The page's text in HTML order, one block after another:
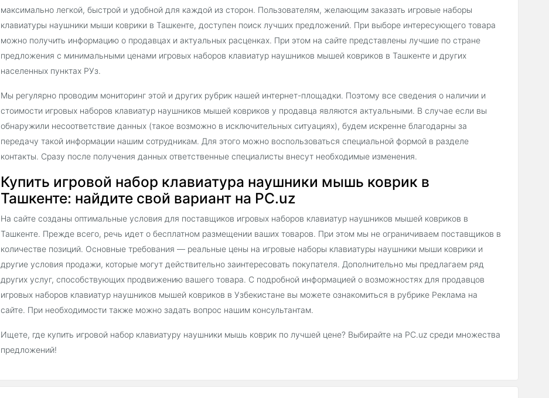
максимально легкой, быстрой и удобной для каждой из сторон. Пользователям, желающим заказать игровые наборы
клавиатуры наушники мыши коврики в Ташкенте, доступен поиск лучших предложений. При выборе интересующего товара
можно получить информацию о продавцах и актуальных расценках. При этом на сайте представлены лучшие по стране
предложения с минимальными ценами игровых наборов клавиатур наушников мышей ковриков в Ташкенте и других
населенных пунктах РУз.
Мы регулярно проводим мониторинг этой и других рубрик нашей интернет-площадки. Поэтому все сведения о наличии и
стоимости игровых наборов клавиатур наушников мышей ковриков у продавца являются актуальными. В случае если вы
обнаружили несоответствие данных (такое возможно в исключительных ситуациях), будем искренне благодарны за
передачу такой информации нашим сотрудникам. Для этого можно воспользоваться специальной формой в разделе
контакты. Сразу после получения данных ответственные специалисты внесут необходимые изменения.
Купить игровой набор клавиатура наушники мышь коврик в
Ташкенте: найдите свой вариант на PC.uz
На сайте созданы оптимальные условия для поставщиков игровых наборов клавиатур наушников мышей ковриков в
Ташкенте. Прежде всего, речь идет о бесплатном размещении ваших товаров. При этом мы не ограничиваем поставщиков в
количестве позиций. Основные требования — реальные цены на игровые наборы клавиатуры наушники мыши коврики и
другие условия продажи, которые могут действительно заинтересовать покупателя. Дополнительно мы предлагаем ряд
других услуг, способствующих продвижению вашего товара. С подробной информацией о возможностях для продавцов
игровых наборов клавиатур наушников мышей ковриков в Узбекистане вы можете ознакомиться в рубрике Реклама на
сайте. При необходимости также можно задать вопрос нашим консультантам.
Ищете, где купить игровой набор клавиатуру наушники мышь коврик по лучшей цене? Выбирайте на PC.uz среди множества
предложений!